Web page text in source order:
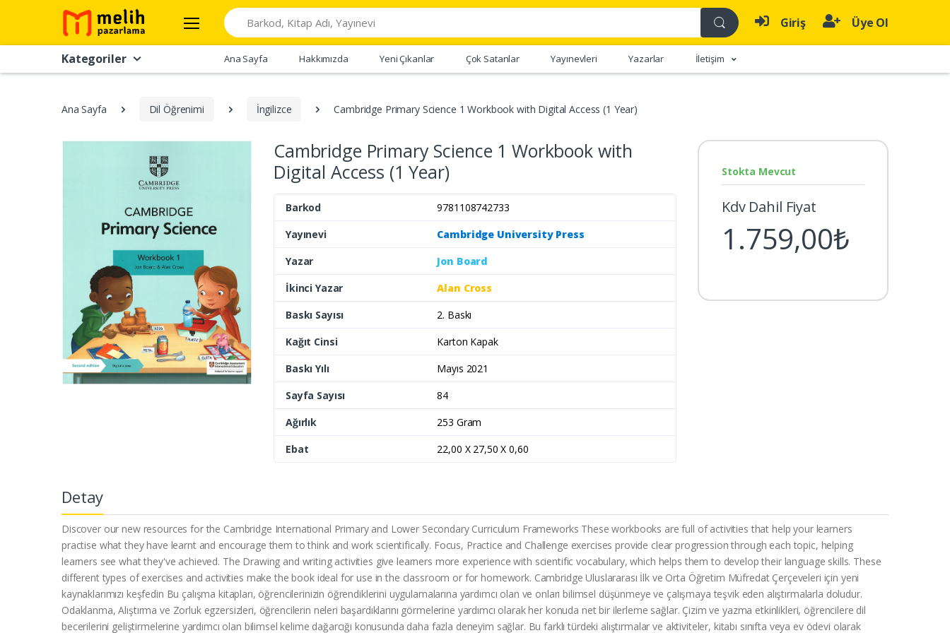
Search
Giriş Üye Ol
Kategoriler Ana Sayfa Hakkımızda Yeni Çıkanlar Çok Satanlar Yayınevleri Yazarlar İletişim
Ana Sayfa Dil Öğrenimi İngilizce Cambridge Primary Science 1 Workbook with Digital Access (1 Year)
Cambridge Primary Science 1 Workbook with
Digital Access (1 Year)
Barkod
9781108742733
Yayınevi
Cambridge University Press
Yazar
Jon Board
İkinci Yazar
Alan Cross
Baskı Sayısı
2. Baskı
Kağıt Cinsi
Karton Kapak
Baskı Yılı
Mayıs 2021
Sayfa Sayısı
84
Ağırlık
253 Gram
Ebat
22,00 X 27,50 X 0,60
Stokta Mevcut
Kdv Dahil Fiyat
1.759,00₺
Detay
Discover our new resources for the Cambridge International Primary and Lower Secondary Curriculum Frameworks These workbooks are full of activities that help your learners
practise what they have learnt and encourage them to think and work scientifically. Focus, Practice and Challenge exercises provide clear progression through each topic, helping
learners see what they've achieved. The Drawing and writing activities give learners more experience with scientific vocabulary, which helps them to develop their language skills. These
different types of exercises and activities make the book ideal for use in the classroom or for homework. Cambridge Uluslararası İlk ve Orta Öğretim Müfredat Çerçeveleri için yeni
kaynaklarımızı keşfedin Bu çalışma kitapları, öğrencilerinizin öğrendiklerini uygulamalarına yardımcı olan ve onları bilimsel düşünmeye ve çalışmaya teşvik eden alıştırmalarla doludur.
Odaklanma, Alıştırma ve Zorluk egzersizleri, öğrencilerin neleri başardıklarını görmelerine yardımcı olarak her konuda net bir ilerleme sağlar. Çizim ve yazma etkinlikleri, öğrencilere dil
becerilerini geliştirmelerine yardımcı olan bilimsel kelime dağarcığı konusunda daha fazla deneyim sağlar. Bu farklı türdeki alıştırmalar ve aktiviteler, kitabı sınıfta veya ev ödevi olarak